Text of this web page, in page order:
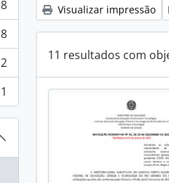
8
8
2
1
Visualizar impressão
11 resultados com